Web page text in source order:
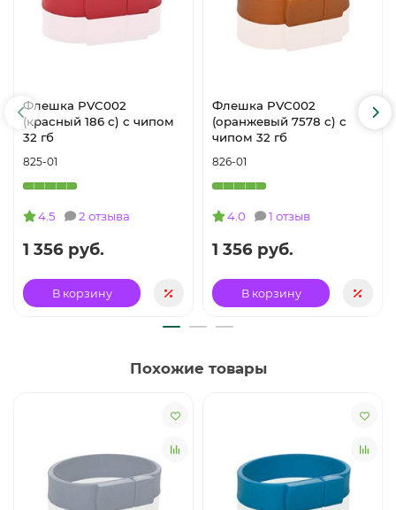
Флешка PVC002
(красный 186 c) с чипом
32 гб
825-01
4.5 2 отзыва
1 356 руб.
В корзину
Флешка PVC002
(оранжевый 7578 c) с
чипом 32 гб
826-01
4.0 1 отзыв
1 356 руб.
В корзину
Похожие товары